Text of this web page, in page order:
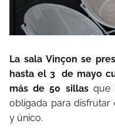
La sala Vinçon se
hasta el 3 de mayo
más de 50 sillas que
obligada para disfrutar
y único.